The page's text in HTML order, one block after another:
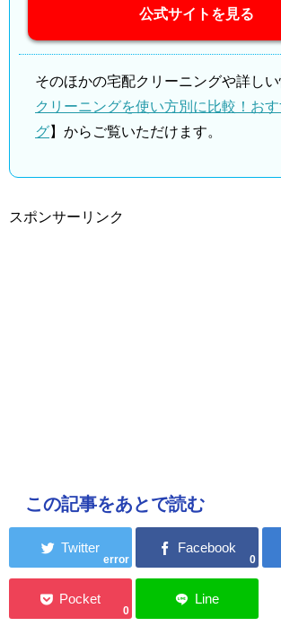
公式サイトを見る
そのほかの宅配クリーニングや詳しい
クリーニングを使い方別に比較！お
グ】からご覧いただけます。
スポンサーリンク
この記事をあとで読む
error 0
0